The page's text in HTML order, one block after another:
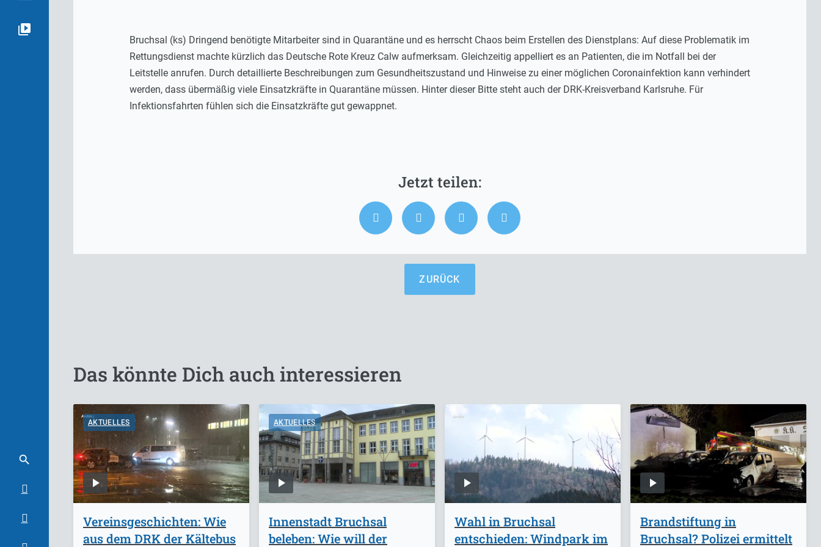
Bruchsal (ks) Dringend benötigte Mitarbeiter sind in Quarantäne und es herrscht Chaos beim Erstellen des Dienstplans: Auf diese Problematik im
Rettungsdienst machte kürzlich das Deutsche Rote Kreuz Calw aufmerksam. Gleichzeitig appelliert es an Patienten, die im Notfall bei der
Leitstelle anrufen. Durch detaillierte Beschreibungen zum Gesundheitszustand und Hinweise zu einer möglichen Coronainfektion kann verhindert
werden, dass übermäßig viele Einsatzkräfte in Quarantäne müssen. Hinter dieser Bitte steht auch der DRK-Kreisverband Karlsruhe. Für
Infektionsfahrten fühlen sich die Einsatzkräfte gut gewappnet.
ZURÜCK
Das könnte Dich auch interessieren
AKTUELLES
Vereinsgeschichten: Wie
aus dem DRK der Kältebus
AKTUELLES
Innenstadt Bruchsal
beleben: Wie will der
Wahl in Bruchsal
entschieden: Windpark im
Brandstiftung in
Bruchsal? Polizei ermittelt